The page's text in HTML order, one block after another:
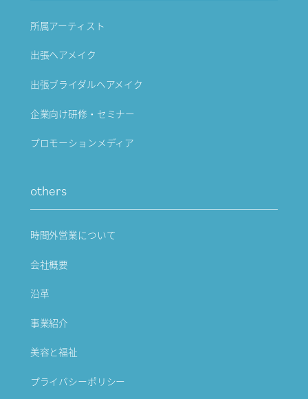
所属アーティスト
出張ヘアメイク
出張ブライダルヘアメイク
企業向け研修・セミナー
プロモーションメディア
others
時間外営業について
会社概要
沿革
事業紹介
美容と福祉
プライバシーポリシー